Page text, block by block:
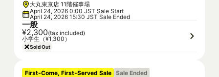
大丸東京店 11階催事場
April 24, 2026 0:00 JST Sale Start
April 24, 2026 15:30 JST Sale Ended
一般
¥2,300(tax included)
小学生（¥1,300）
Sold Out
First-Come, First-Served Sale Sale Ended